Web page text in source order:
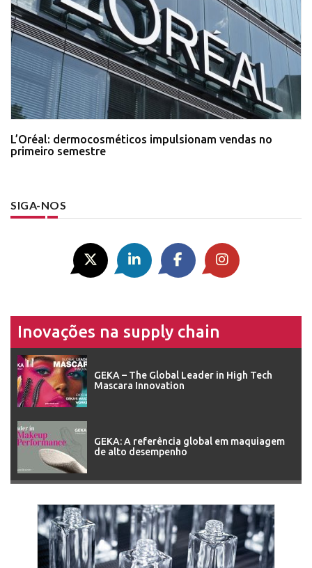
L’Oréal: dermocosméticos impulsionam vendas no
primeiro semestre
SIGA-NOS
Inovações na supply chain
GEKA – The Global Leader in High Tech
Mascara Innovation
GEKA: A referência global em maquiagem
de alto desempenho